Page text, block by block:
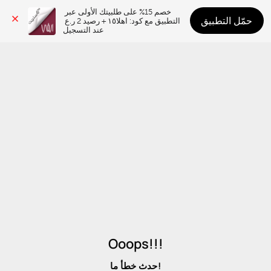
عند التسجيل
حمّل التطبيق
Ooops!!!
حدث خطأ ما!